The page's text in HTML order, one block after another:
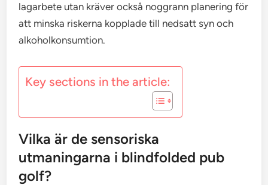
lagarbete utan kräver också noggrann planering för
att minska riskerna kopplade till nedsatt syn och
alkoholkonsumtion.
Key sections in the article:
Vilka är de sensoriska
utmaningarna i blindfolded pub
golf?